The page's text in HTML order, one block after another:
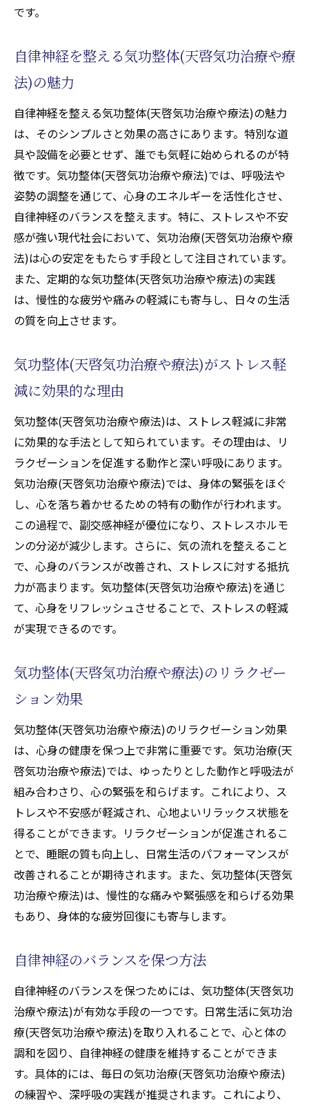
です。
自律神経を整える気功整体(天啓気功治療や療
法)の魅力
自律神経を整える気功整体(天啓気功治療や療法)の魅力
は、そのシンプルさと効果の高さにあります。特別な道
具や設備を必要とせず、誰でも気軽に始められるのが特
徴です。気功整体(天啓気功治療や療法)では、呼吸法や
姿勢の調整を通じて、心身のエネルギーを活性化させ、
自律神経のバランスを整えます。特に、ストレスや不安
感が強い現代社会において、気功治療(天啓気功治療や療
法)は心の安定をもたらす手段として注目されています。
また、定期的な気功整体(天啓気功治療や療法)の実践
は、慢性的な疲労や痛みの軽減にも寄与し、日々の生活
の質を向上させます。
気功整体(天啓気功治療や療法)がストレス軽
減に効果的な理由
気功整体(天啓気功治療や療法)は、ストレス軽減に非常
に効果的な手法として知られています。その理由は、リ
ラクゼーションを促進する動作と深い呼吸にあります。
気功治療(天啓気功治療や療法)では、身体の緊張をほぐ
し、心を落ち着かせるための特有の動作が行われます。
この過程で、副交感神経が優位になり、ストレスホルモ
ンの分泌が減少します。さらに、気の流れを整えること
で、心身のバランスが改善され、ストレスに対する抵抗
力が高まります。気功整体(天啓気功治療や療法)を通じ
て、心身をリフレッシュさせることで、ストレスの軽減
が実現できるのです。
気功整体(天啓気功治療や療法)のリラクゼー
ション効果
気功整体(天啓気功治療や療法)のリラクゼーション効果
は、心身の健康を保つ上で非常に重要です。気功治療(天
啓気功治療や療法)では、ゆったりとした動作と呼吸法が
組み合わさり、心の緊張を和らげます。これにより、ス
トレスや不安感が軽減され、心地よいリラックス状態を
得ることができます。リラクゼーションが促進されるこ
とで、睡眠の質も向上し、日常生活のパフォーマンスが
改善されることが期待されます。また、気功整体(天啓気
功治療や療法)は、慢性的な痛みや緊張感を和らげる効果
もあり、身体的な疲労回復にも寄与します。
自律神経のバランスを保つ方法
自律神経のバランスを保つためには、気功整体(天啓気功
治療や療法)が有効な手段の一つです。日常生活に気功治
療(天啓気功治療や療法)を取り入れることで、心と体の
調和を図り、自律神経の健康を維持することができま
す。具体的には、毎日の気功治療(天啓気功治療や療法)
の練習や、深呼吸の実践が推奨されます。これにより、